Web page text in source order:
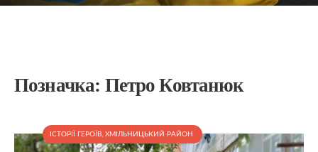
Позначка: Петро Ковтанюк
ІСТОРІЇ ГЕРОЇВ, ХМІЛЬНИЦЬКИЙ РАЙОН